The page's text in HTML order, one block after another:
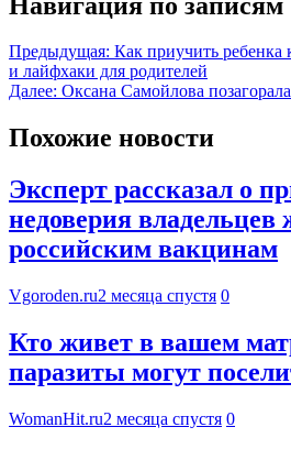
Предыдущая: Как приучить
и лайфхаки для родителей
Далее: Оксана Самойлова
Похожие новости
Эксперт рассказал о
недоверия
российским вакцинам
Vgoroden.ru2 месяца спустя 0
Кто живет в вашем
паразиты могут
WomanHit.ru2 месяца спустя 0